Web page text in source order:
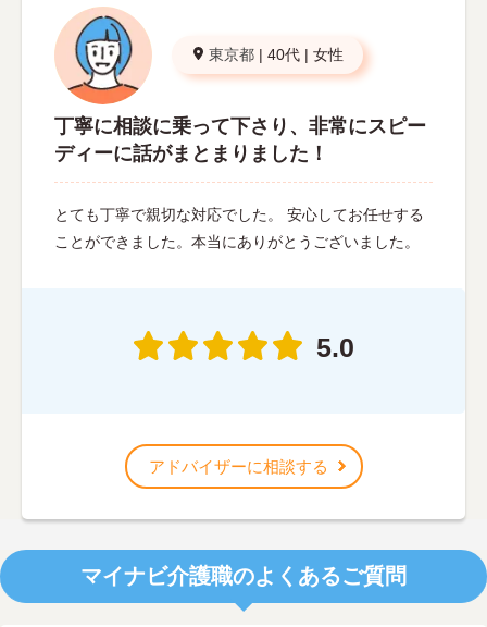
東京都 | 40代 | 女性
丁寧に相談に乗って下さり、非常にスピー
ディーに話がまとまりました！
とても丁寧で親切な対応でした。 安心してお任せする
ことができました。本当にありがとうございました。
5.0
アドバイザーに相談する
マイナビ介護職のよくあるご質問